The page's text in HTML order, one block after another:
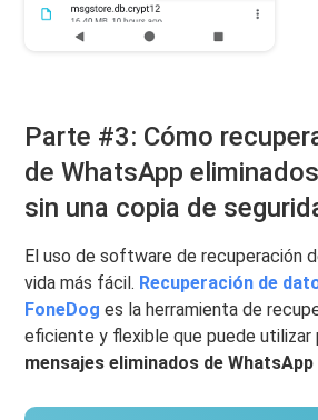
Parte #3: Cómo
de WhatsApp
sin una copia de
El uso de software de recuperación
vida más fácil. Recuperación de
FoneDog es la herramienta de
eficiente y flexible que puede utilizar
mensajes eliminados de WhatsApp